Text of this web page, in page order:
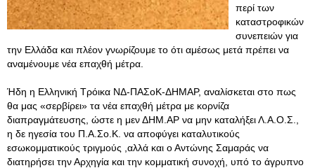
περί των
καταστροφικών
συνεπειών για
την Ελλάδα και πλέον γνωρίζουμε το ότι αμέσως μετά πρέπει να
αναμένουμε νέα επαχθή μέτρα.
Ήδη η Ελληνική Τρόικα ΝΔ-ΠΑΣοΚ-ΔΗΜΑΡ, αναλίσκεται στο πως
θα μας «σερβίρει» τα νέα επαχθή μέτρα με κορνίζα
διαπραγμάτευσης, ώστε η μεν ΔΗΜ.ΑΡ να μην καταλήξει Λ.Α.Ο.Σ.,
η δε ηγεσία του Π.Α.Σο.Κ. να αποφύγει καταλυτικούς
εσωκομματικούς τριγμούς ,αλλά και ο Αντώνης Σαμαράς να
διατηρήσει την Αρχηγία και την κομματική συνοχή, υπό το άγρυπνο